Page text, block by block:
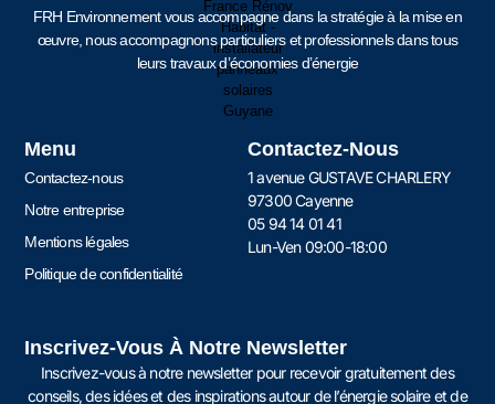
FRH Environnement vous accompagne dans la stratégie à la mise en
œuvre, nous accompagnons particuliers et professionnels dans tous
leurs travaux d’économies d’énergie
Menu
Contactez-nous
Notre entreprise
Mentions légales
Politique de confidentialité
Contactez-Nous
1 avenue GUSTAVE CHARLERY
97300 Cayenne
05 94 14 01 41
Lun-Ven 09:00-18:00
Inscrivez-Vous À Notre Newsletter
Inscrivez-vous à notre newsletter pour recevoir gratuitement des
conseils, des idées et des inspirations autour de l’énergie solaire et de